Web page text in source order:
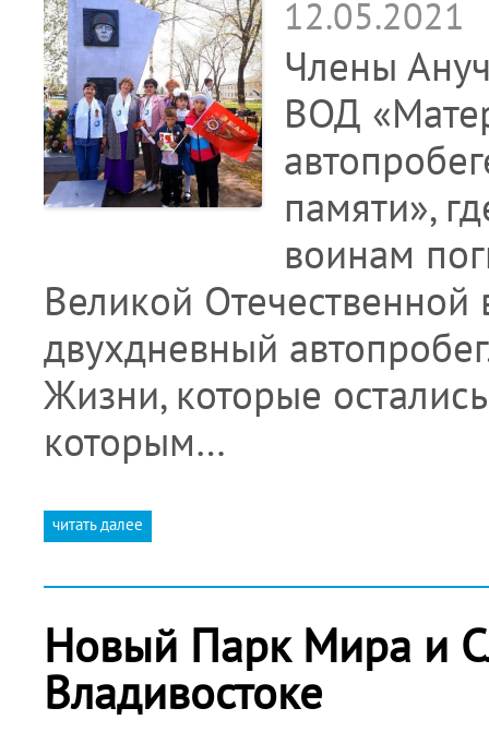
12.05.2021
Члены
ВОД
памяти»,
воинам
Великой
двухдневный
Жизни, которые
которым…
читать далее
Новый Парк Мира и
Владивостоке